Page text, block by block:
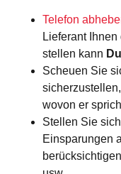
Telefon
Lieferant
stellen kann Du
Scheuen Sie
wovon er
Stellen Sie
Einsparungen